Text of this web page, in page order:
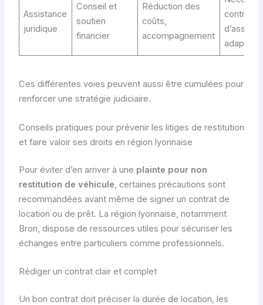
Assistance
juridique
Conseil et
soutien
financier
Réduction des
coûts,
accompagnement
contrat
adapté
Ces différentes voies peuvent aussi être cumulées pour
renforcer une stratégie judiciaire.
Conseils pratiques pour prévenir les litiges de restitution
et faire valoir ses droits en région lyonnaise
Pour éviter d’en arriver à une plainte pour non
restitution de véhicule , certaines précautions sont
recommandées avant même de signer un contrat de
location ou de prêt. La région lyonnaise, notamment
Bron, dispose de ressources utiles pour sécuriser les
échanges entre particuliers comme professionnels.
Rédiger un contrat clair et complet
Un bon contrat doit préciser la durée de location, les